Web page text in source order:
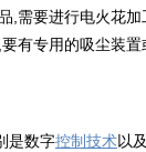
,需要进行电火花
有专用的吸尘装
是数字控制技术以及